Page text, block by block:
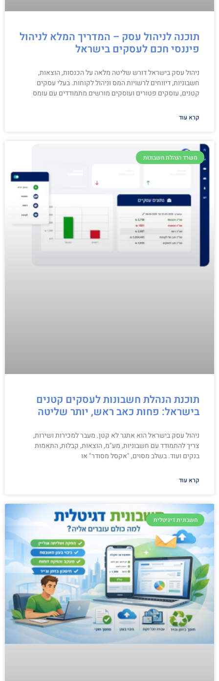
תוכנה לניהול עסק – המדריך המלא לניהול
פיננסי חכם לעסקים בישראל
ניהול עסק בישראל דורש שליטה מלאה על הכנסות, הוצאות,
חשבוניות, דיווחים לרשויות המס וניהול לקוחות. בעלי עסקים
קטנים, עוסקים פטורים ועוסקים מורשים מתמודדים עם עומס
קרא עוד
משרד הנהלת חשבונות
תוכנת הנהלת חשבונות לעסקים קטנים
בישראל: פחות כאב ראש, יותר שליטה
ניהול עסק בישראל הוא אתגר לא קטן. מעבר למכירות ושירות,
צריך להתמודד עם חשבוניות, מע"מ, הוצאות, קבלות, התאמות
בנקים ועוד. בשלב מסוים, "אקסל מסודר" או
קרא עוד
חשבונית דיגיטלית